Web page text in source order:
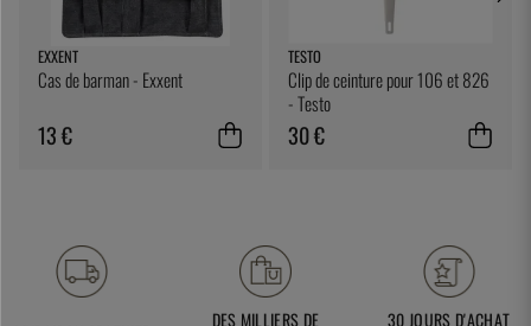
EXXENT
Cas de barman - Exxent
13 €
TESTO
Clip de ceinture pour 106 et 826
- Testo
30 €
DES MILLIERS DE
30 JOURS D'ACHAT